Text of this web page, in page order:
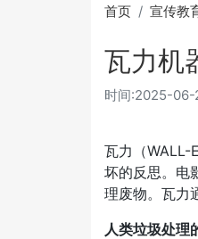
首页 宣传教
瓦力机
时间:2025-06-
瓦力（WALL-
坏的反思。电
理废物。瓦力
人类垃圾处理